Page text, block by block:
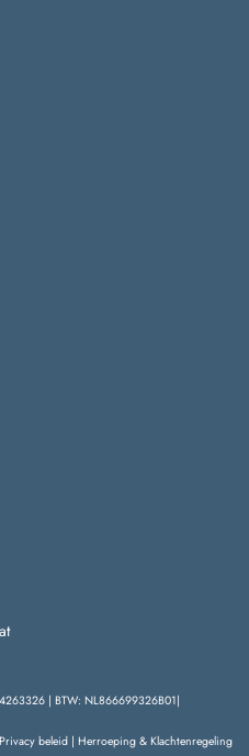
| BTW: NL866699326B01|
Privacy beleid | Herroeping & Klachtenregeling